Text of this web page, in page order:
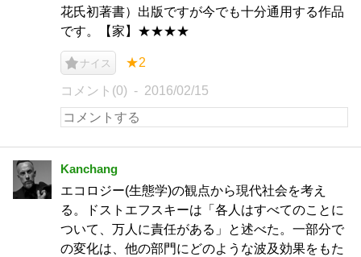
花氏初著書）出版ですが今でも十分通用する作品
です。【家】★★★★
ナイス ★2
コメント(0) 2016/02/15
Kanchang
エコロジー(生態学)の観点から現代社会を考え
る。ドストエフスキーは「各人はすべてのことに
ついて、万人に責任がある」と述べた。一部分で
の変化は、他の部門にどのような波及効果をもた